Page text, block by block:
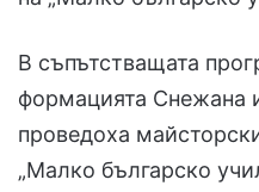
В съпътстващата
формацията Снежана
проведоха
„Малко българско